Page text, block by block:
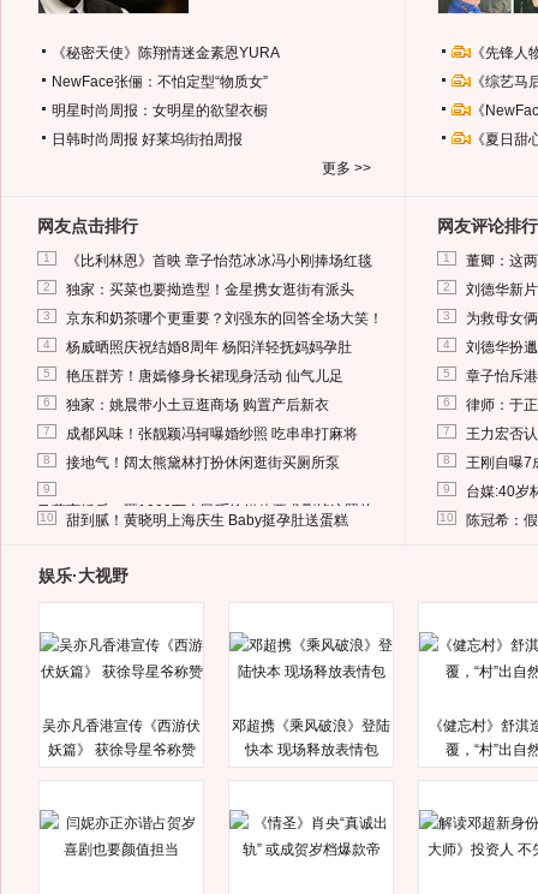
《秘密天使》陈翔情迷金素恩YURA
NewFace张俪：不怕定型“物质女”
明星时尚周报：女明星的欲望衣橱
日韩时尚周报 好莱坞街拍周报
更多 >>
《先锋
《综艺
《
《夏日
网友点击排行
1 《比利林恩》首映 章子怡范冰冰冯小刚捧场红毯
2 独家：买菜也要拗造型！金星携女逛街有派头
3 京东和奶茶哪个更重要？刘强东的回答全场大笑！
4 杨威晒照庆祝结婚8周年 杨阳洋轻抚妈妈孕肚
5 艳压群芳！唐嫣修身长裙现身活动 仙气儿足
6 独家：姚晨带小土豆逛商场 购置产后新衣
7 成都风味！张靓颖冯轲曝婚纱照 吃串串打麻将
8 接地气！阔太熊黛林打扮休闲逛街买厕所泵
9
马蓉离婚后，砸1000万人民币给媒体要求删掉这照片
10 甜到腻！黄晓明上海庆生 Baby挺孕肚送蛋糕
网友评论排行
1 董卿：这
2 刘德华新
3 为救母女
4 刘德华扮
5 章子怡斥
6 律师：于
7 王力宏否
8 王刚自曝7
9 台媒:40岁
10 陈冠希：
娱乐·大视野
吴亦凡香港宣传《西游伏
妖篇》 获徐导星爷称赞
邓超携《乘风破浪》登陆
快本 现场释放表情包
《健忘村》舒淇
覆，“村”出自